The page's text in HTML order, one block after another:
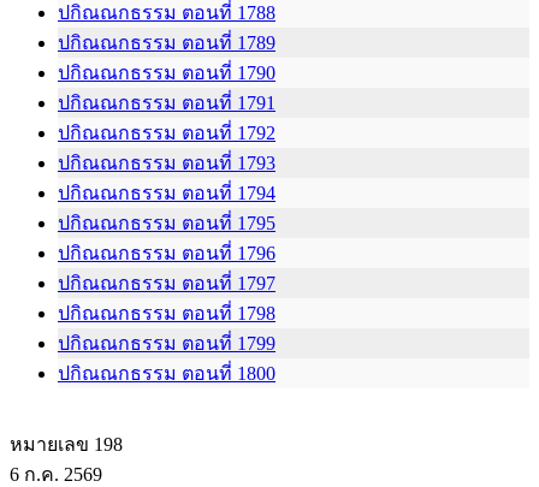
ปกิณณกธรรม ตอนที่ 1788
ปกิณณกธรรม ตอนที่ 1789
ปกิณณกธรรม ตอนที่ 1790
ปกิณณกธรรม ตอนที่ 1791
ปกิณณกธรรม ตอนที่ 1792
ปกิณณกธรรม ตอนที่ 1793
ปกิณณกธรรม ตอนที่ 1794
ปกิณณกธรรม ตอนที่ 1795
ปกิณณกธรรม ตอนที่ 1796
ปกิณณกธรรม ตอนที่ 1797
ปกิณณกธรรม ตอนที่ 1798
ปกิณณกธรรม ตอนที่ 1799
ปกิณณกธรรม ตอนที่ 1800
หมายเลข 198
6 ก.ค. 2569